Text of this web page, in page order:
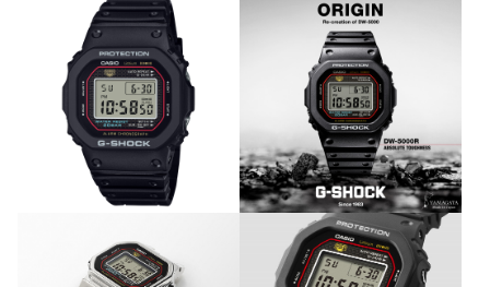
创了一个全新的手表类型——“耐冲击手表”。此外，其独特的造型也
得到了高度评价，2023年在日本特许厅首次被注册为立体商标。手
表史上著名的初代 G-SHOCK得以复刻，重现了原本的设计。 从初
代G-SHOCK诞生至今的40多年间，品牌不断进化，推出了众多型
号。本款复刻型号使用现代技术，再现了其中蕴含的理念和对未来
手表采用与当时相同的材质，表带的长度、形状和凹点位置等也忠
实再现了原创设计。40年后的今天，G-SHOCK 回归初心，表达了
开拓未来的决心。